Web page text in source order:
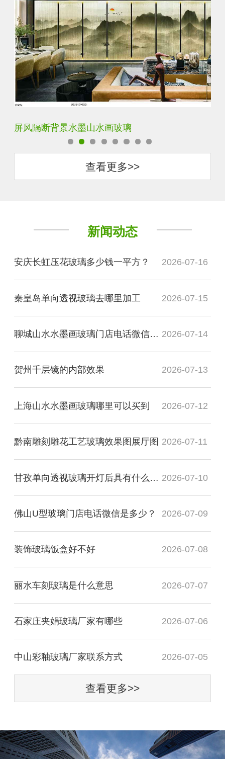
屏风隔断背景水墨山水画玻璃
查看更多>>
新闻动态
安庆长虹压花玻璃多少钱一平方？ 2026-07-16
秦皇岛单向透视玻璃去哪里加工 2026-07-15
聊城山水水墨画玻璃门店电话微信是多少？ 2026-07-14
贺州千层镜的内部效果 2026-07-13
上海山水水墨画玻璃哪里可以买到 2026-07-12
黔南雕刻雕花工艺玻璃效果图展厅图 2026-07-11
甘孜单向透视玻璃开灯后具有什么透视性 2026-07-10
佛山U型玻璃门店电话微信是多少？ 2026-07-09
装饰玻璃饭盒好不好 2026-07-08
丽水车刻玻璃是什么意思 2026-07-07
石家庄夹娟玻璃厂家有哪些 2026-07-06
中山彩釉玻璃厂家联系方式 2026-07-05
查看更多>>